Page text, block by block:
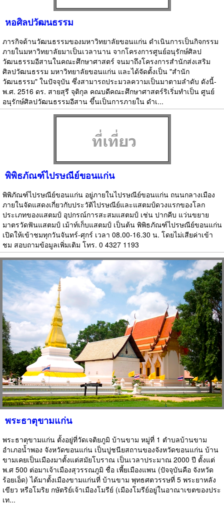
หอศิลปวัฒนธรรม
ภารกิจด้านวัฒนธรรมของมหาวิทยาลัยขอนแก่น ดำเนินการเป็นกิจกรรม
ภายในมหาวิทยาลัยมาเป็นเวลานาน จากโครงการศูนย์อนุรักษ์ศิลป
วัฒนธรรมอีสานในคณะศึกษาศาสตร์ จนมาถึงโครงการสำนักส่งเสริม
ศิลปวัฒนธรรม มหาวิทยาลัยขอนแก่น และได้จัดตั้งเป็น "สำนัก
วัฒนธรรม" ในปัจจุบัน ซึ่งสามารถประมวลความเป็นมาตามลำดับ ดังนี้-
พ.ศ. 2516 ดร. สายสุรี จุติกุล คณบดีคณะศึกษาศาสตร์ริเริ่มทำเป็น ศูนย์
อนุรักษ์ศิลปวัฒนธรรมอีสาน ขึ้นเป็นการภายใน ดำเ...
พิพิธภัณฑ์ไปรษณีย์ขอนแก่น
พิพิภัณฑ์ไปรษณีย์ขอนแก่น อยู่ภายในไปรษณีย์ขอนแก่น ถนนกลางเมือง
ภายในจัดแสดงเกี่ยวกับประวัติไปรษณีย์และแสตมป์ดวงแรกของโลก
ประเภทของแสตมป์ อุปกรณ์การสะสมแสตมป์ เช่น ปากคีบ แว่นขยาย
มาตรวัดฟันแสตมป์ เม้าท์เก็บแสตมป์ เป็นต้น พิพิธภัณฑ์ไปรษณีย์ขอนแก่น
เปิดให้เข้าชมทุกวันจันทร์-ศุกร์ เวลา 08.00-16.30 น. โดยไม่เสียค่าเข้า
ชม สอบถามข้อมูลเพิ่มเติม โทร. 0 4327 1193
พระธาตุขามแก่น
พระธาตุขามแก่น ตั้งอยู่ที่วัดเจติยภูมิ บ้านขาม หมู่ที่ 1 ตำบลบ้านขาม
อำเภอน้ำพอง จังหวัดขอนแก่น เป็นปูชนียสถานของจังหวัดขอนแก่น บ้าน
ขามเคยเป็นเมืองมาตั้งแต่สมัยโบราณ เป็นเวลาประมาณ 2000 ปี ตั้งแต่
พ.ศ 500 ต่อมาเจ้าเมืองสุวรรณภูมิ ชื่อ เพี้ยเมืองแพน (ปัจจุบันคือ จังหวัด
ร้อยเอ็ด) ได้มาตั้งเมืองขามแก่นที่ บ้านขาม พุทธศตวรรษที่ 5 พระยาหลัง
เขียว หรือโมริย กษัตริย์เจ้าเมืองโมรีย์ (เมืองโมรีย์อยู่ในอาณาเขตของประ
เท...